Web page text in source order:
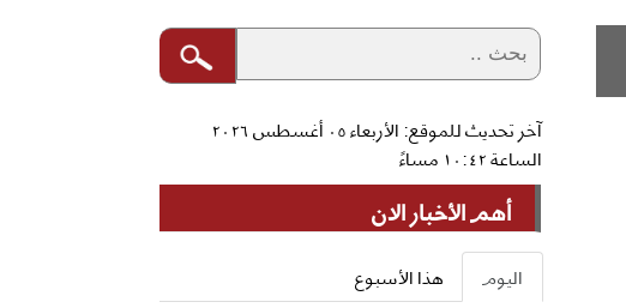
آخر تحديث للموقع: الأربعاء ٠٥ أغسطس ٢٠٢٦
الساعة ١٠:٤٢ مساءً
أهم الأخبار الان
اليوم هذا الأسبوع